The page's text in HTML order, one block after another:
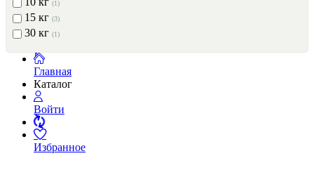
(1)
15 кг (3)
30 кг (1)
Главная
Каталог
Войти
Избранное